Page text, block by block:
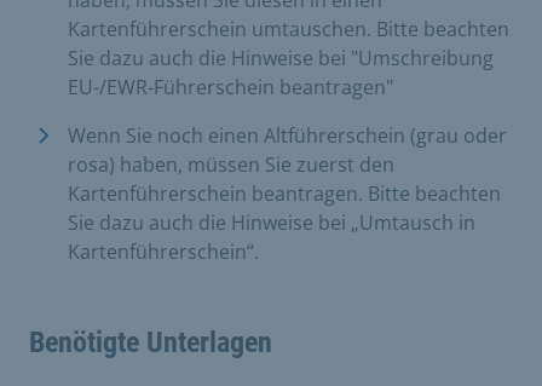
Kartenführerschein umtauschen. Bitte beachten
Sie dazu auch die Hinweise bei "Umschreibung
EU-/EWR-Führerschein beantragen"
Wenn Sie noch einen Altführerschein (grau oder
rosa) haben, müssen Sie zuerst den
Kartenführerschein beantragen. Bitte beachten
Sie dazu auch die Hinweise bei „Umtausch in
Kartenführerschein“.
Benötigte Unterlagen